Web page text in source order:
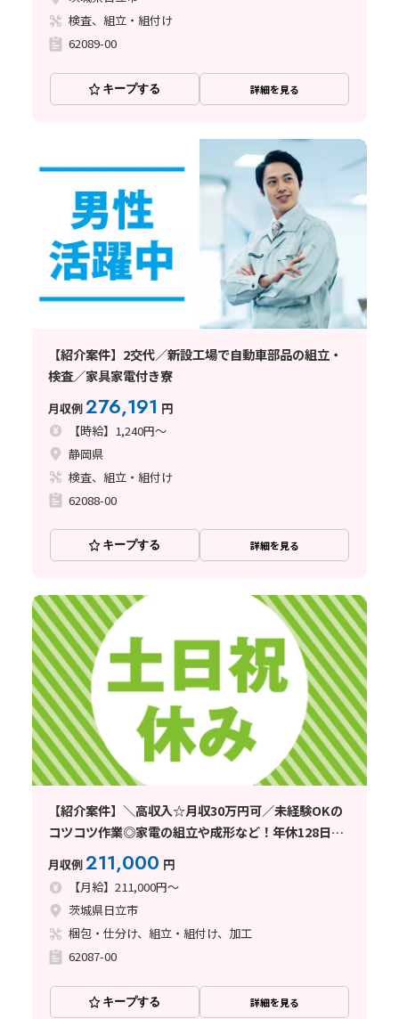
検査、組立・組付け
62089-00
キープする 詳細を見る
【紹介案件】2交代／新設工場で自動車部品の組立・
検査／家具家電付き寮
月収例276,191 円
【時給】1,240円～
静岡県
検査、組立・組付け
62088-00
キープする 詳細を見る
【紹介案件】＼高収入☆月収30万円可／未経験OKの
コツコツ作業◎家電の組立や成形など！年休128日あ
月収例211,000 円
【月給】211,000円～
茨城県日立市
梱包・仕分け、組立・組付け、加工
62087-00
キープする 詳細を見る